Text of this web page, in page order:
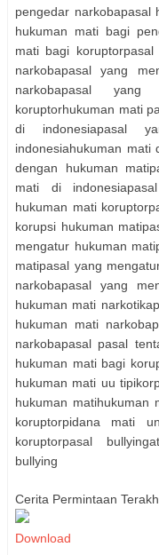
pengedar narkobapasal
hukuman mati bagi
mati bagi
narkobapasal yang
narkobapasal
koruptorhukuman mati
di indonesiapasal
indonesiahukuman mati
dengan hukuman
mati di
hukuman mati
korupsi hukuman
mengatur hukuman
matipasal yang
narkobapasal yang
hukuman mati
hukuman mati
narkobapasal pasal
hukuman mati bagi
hukuman mati uu
hukuman matihukuman
koruptorpidana mati
koruptorpasal
bullying
Cerita Permintaan
Download